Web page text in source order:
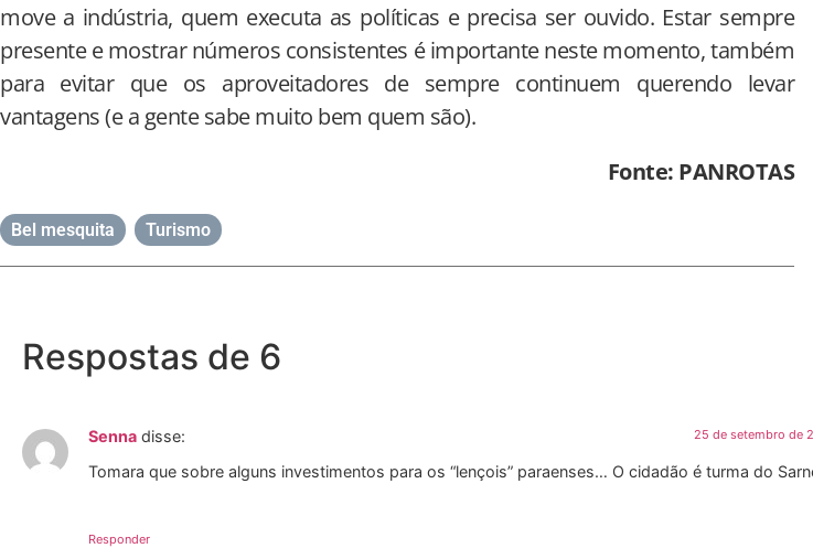
move a indústria, quem executa as políticas e precisa ser ouvido. Estar sempre
presente e mostrar números consistentes é importante neste momento, também
para evitar que os aproveitadores de sempre continuem querendo levar
vantagens (e a gente sabe muito bem quem são).
Fonte: PANROTAS
Bel mesquita Turismo
Respostas de 6
Senna disse: 25 de setembro de
Tomara que sobre alguns investimentos para os “lençois” paraenses… O cidadão é turma do
Responder